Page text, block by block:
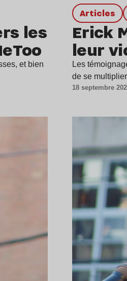
les
et bien
Articles
Erick
leur
Les
de se
18 septembre